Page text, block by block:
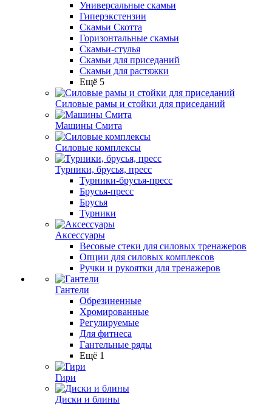
Универсальные скамьи
Гиперэкстензии
Скамьи Скотта
Горизонтальные скамьи
Скамьи-стулья
Скамьи для приседаний
Скамьи для растяжки
Ещё 5
Силовые рамы и стойки для приседаний
Машины Смита
Силовые комплексы
Турники, брусья, пресс
Турники-брусья-пресс
Брусья-пресс
Брусья
Турники
Аксессуары
Весовые стеки для силовых тренажеров
Опции для силовых комплексов
Ручки и рукоятки для тренажеров
Гантели
Обрезиненные
Хромированные
Регулируемые
Для фитнеса
Гантельные ряды
Ещё 1
Гири
Диски и блины